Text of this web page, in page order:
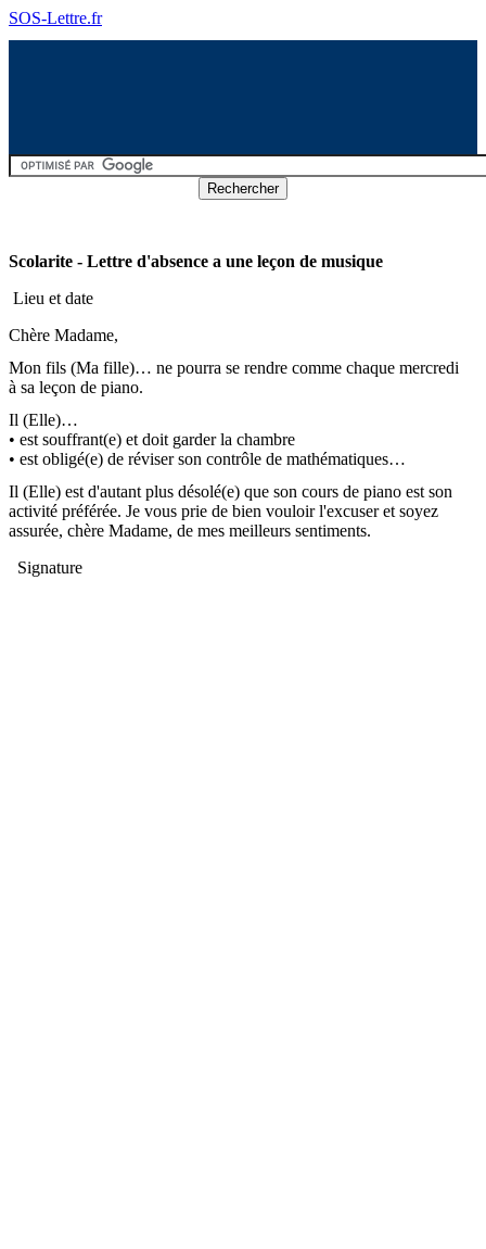
SOS-Lettre.fr
Scolarite - Lettre d'absence a une leçon de musique
Lieu et date
Chère Madame,
Mon fils (Ma fille)… ne pourra se rendre comme chaque mercredi
à sa leçon de piano.
Il (Elle)…
• est souffrant(e) et doit garder la chambre
• est obligé(e) de réviser son contrôle de mathématiques…
Il (Elle) est d'autant plus désolé(e) que son cours de piano est son
activité préférée. Je vous prie de bien vouloir l'excuser et soyez
assurée, chère Madame, de mes meilleurs sentiments.
Signature